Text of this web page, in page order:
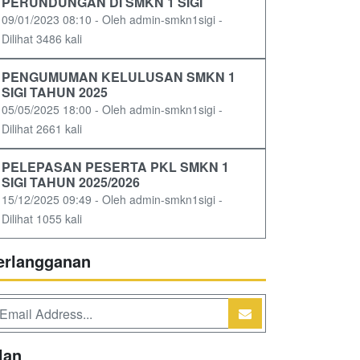
09/01/2023 08:10 - Oleh admin-smkn1sigi -
Dilihat 3486 kali
PENGUMUMAN KELULUSAN SMKN 1
SIGI TAHUN 2025
05/05/2025 18:00 - Oleh admin-smkn1sigi -
Dilihat 2661 kali
PELEPASAN PESERTA PKL SMKN 1
SIGI TAHUN 2025/2026
15/12/2025 09:49 - Oleh admin-smkn1sigi -
Dilihat 1055 kali